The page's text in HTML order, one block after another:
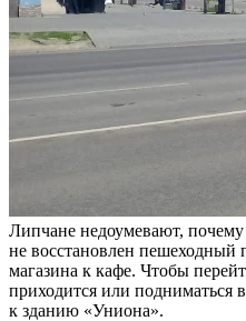
Липчане недоумевают, почему
не восстановлен пешеходный
магазина к кафе. Чтобы
приходится или подниматься
к зданию «Униона».